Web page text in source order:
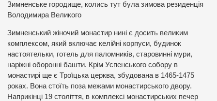
Зимненське городище, колись тут була зимова резиденція
Володимира Великого
Зимненський жіночий монастир нині є досить великим
комплексом, який включає келійні корпуси, будинок
настоятельки, готель для паломників, старовинні мури,
наріжні оборонні башти. Крім Успенського собору в
монастирі ще є Троїцька церква, збудована в 1465-1475
роках. Вона стоїть поза межами монастирського двору.
Наприкінці 19 століття, в комплексі монастирських печер